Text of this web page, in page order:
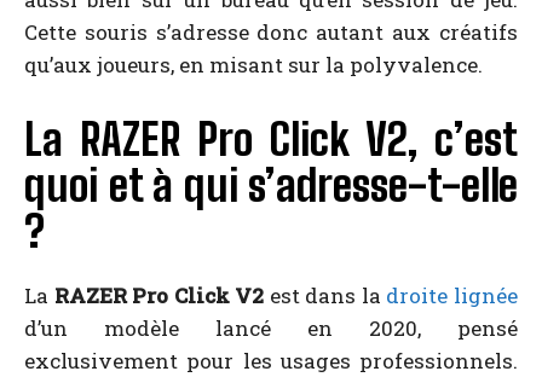
Cette souris s’adresse donc autant aux créatifs
qu’aux joueurs, en misant sur la polyvalence.
La RAZER Pro Click V2, c’est
quoi et à qui s’adresse-t-elle
?
La RAZER Pro Click V2 est dans la droite lignée
d’un modèle lancé en 2020, pensé
exclusivement pour les usages professionnels.